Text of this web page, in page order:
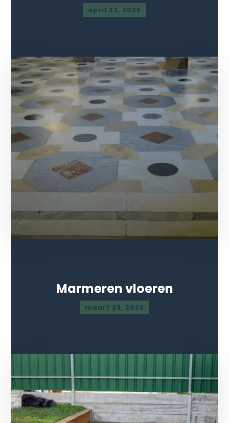
april 22, 2025
Marmeren vloeren
maart 23, 2023